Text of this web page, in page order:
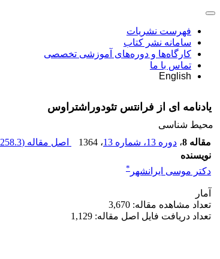
فهرست نشریات
سامانه نشر کتاب
کارگاه‌ها و دوره‌های آموزشی تخصصی
تماس با ما
English
یادنامه ای از فرانتس تئودوراشتراوس
محیط شناسی
مقاله 8
، دوره 13، شماره 13 ، 1364 اصل مقاله (258.3 K
نویسنده
دکتر موسی ایرانشهر *
آمار
تعداد مشاهده مقاله: 3,670
تعداد دریافت فایل اصل مقاله: 1,129